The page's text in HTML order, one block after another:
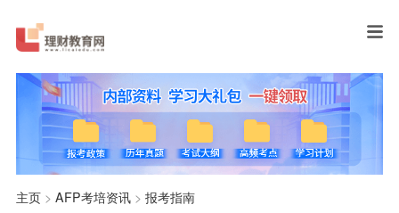
主页> AFP考培资讯> 报考指南